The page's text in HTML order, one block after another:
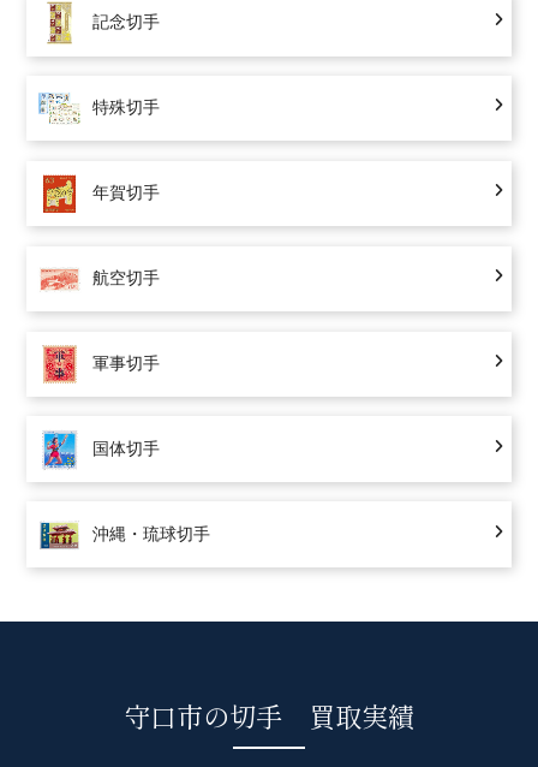
記念切手
特殊切手
年賀切手
航空切手
軍事切手
国体切手
沖縄・琉球切手
守口市の切手 買取実績